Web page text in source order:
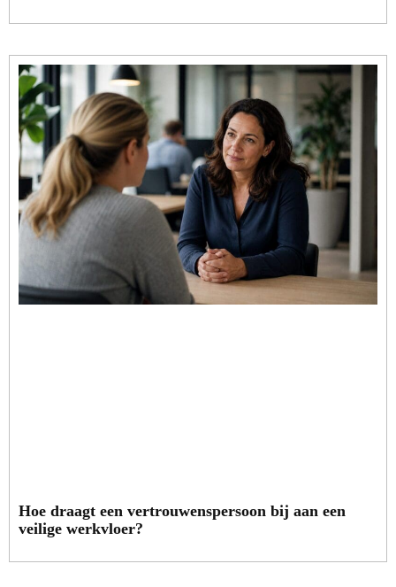
Hoe draagt een vertrouwenspersoon bij aan een
veilige werkvloer?